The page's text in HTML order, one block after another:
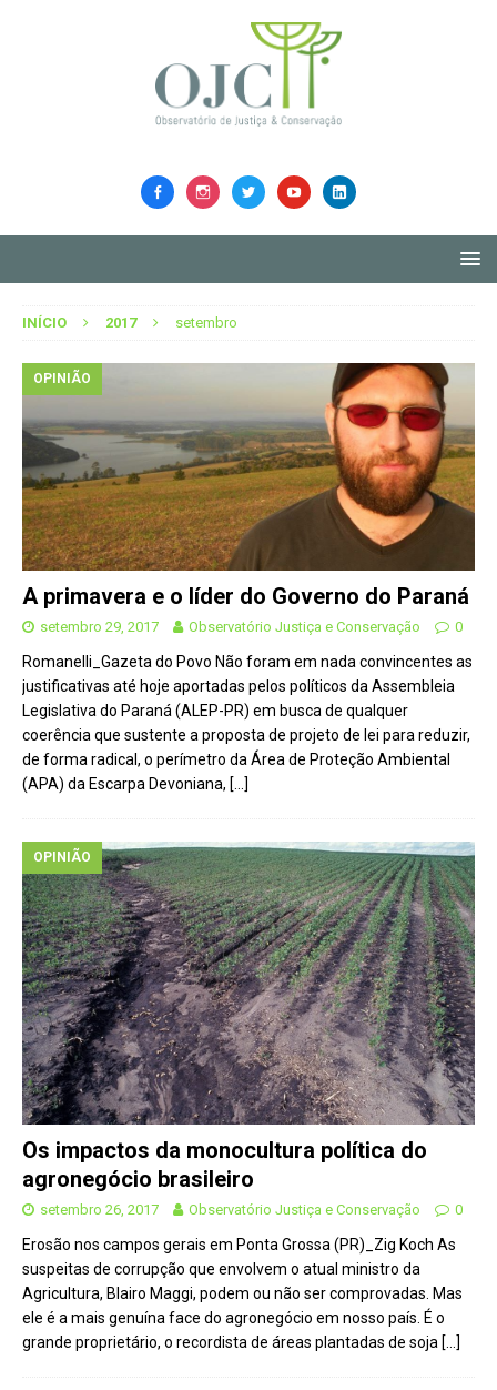
INÍCIO 2017 setembro
OPINIÃO
A primavera e o líder do Governo do Paraná
setembro 29, 2017 Observatório Justiça e Conservação 0
Romanelli_Gazeta do Povo Não foram em nada convincentes as
justificativas até hoje aportadas pelos políticos da Assembleia
Legislativa do Paraná (ALEP-PR) em busca de qualquer
coerência que sustente a proposta de projeto de lei para reduzir,
de forma radical, o perímetro da Área de Proteção Ambiental
(APA) da Escarpa Devoniana, […]
OPINIÃO
Os impactos da monocultura política do
agronegócio brasileiro
setembro 26, 2017 Observatório Justiça e Conservação 0
Erosão nos campos gerais em Ponta Grossa (PR)_Zig Koch As
suspeitas de corrupção que envolvem o atual ministro da
Agricultura, Blairo Maggi, podem ou não ser comprovadas. Mas
ele é a mais genuína face do agronegócio em nosso país. É o
grande proprietário, o recordista de áreas plantadas de soja […]